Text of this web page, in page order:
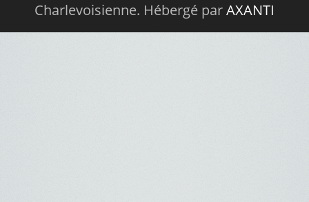
Charlevoisienne. Hébergé parAXANTI